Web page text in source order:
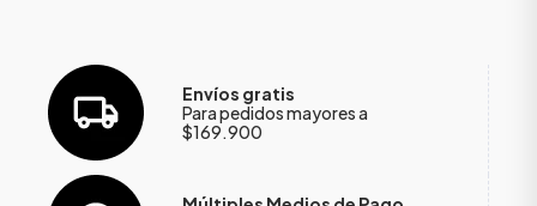
Envíos gratis
Para pedidos mayores a
$169.900